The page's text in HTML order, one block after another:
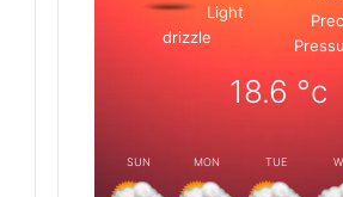
Light
drizzle
18.6 °c
SUN MON TUE